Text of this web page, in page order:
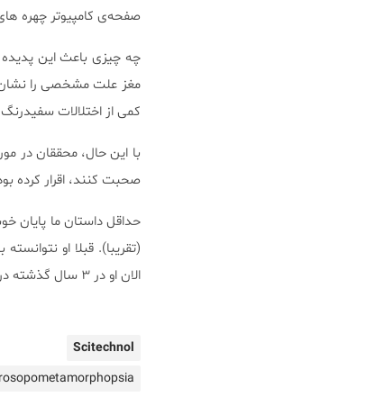
صفحه‌ی کامپیوتر چهره
چه چیزی باعث این
کمی از اختلالات
با این حال، محققان در
صحبت کنند، اقرار کرده
حداقل داستان ما پایان
(تقریبا). قبلا او
الان او در ۳ سال گذشته در همان شغل باقی مانده است و تعامل او با همکاران بسیار بهبود یافته است.
Scitechnol